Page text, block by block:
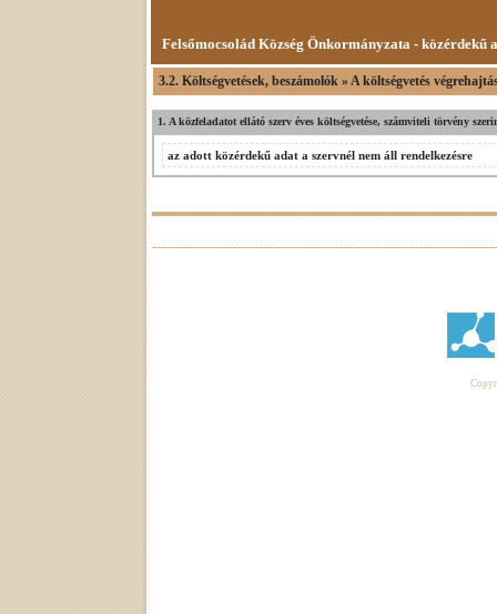
Felsőmocsolád Község Önkormányzata - közérdekű
3.2. Költségvetések, beszámolók » A költségvetés
1. A közfeladatot ellátó szerv éves költségvetése, számviteli törvény
az adott közérdekű adat a szervnél nem áll rendelkezésre